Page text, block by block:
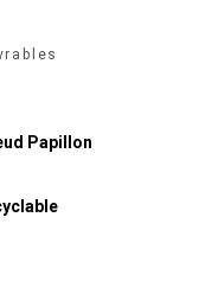
Papillon